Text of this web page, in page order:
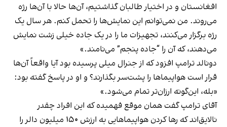
افغانستان و در اختیار طالبان گذاشتیم، آن‌ها حالا با آن‌ها رژه
می‌روند. من نمی‌توانم این نمایش‌ها را تحمل کنم. هر سال یک
رژه برگزار می‌کنند، تجهیزات ما را در یک جاده خیلی زشت نمایش
می‌دهند، که آن را “جاده پنجم” می‌نامند.»
دونالد ترامپ افزود که از جنرال میلی پرسیده بود آیا واقعاً آن‌ها
قرار است هواپیماها را پشت‌سر بگذارند؟ و او در پاسخ گفته بود:
«بله، این‌گونه ارزان‌تر تمام می‌شود.»
آقای ترامپ گفت همان موقع فهمیده که این افراد چقدر
نالایق‌اند که رها کردن هواپیماهایی به ارزش ۱۵۰ میلیون دالر را